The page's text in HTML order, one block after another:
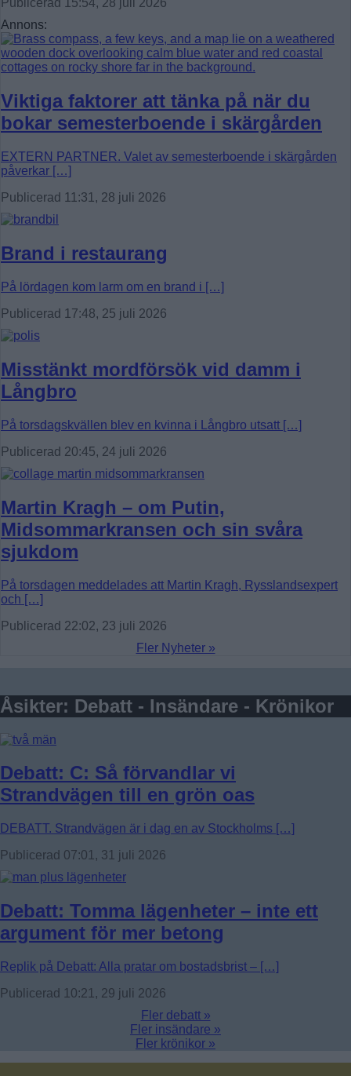
Publicerad 15:54, 28 juli 2026
Annons:
Viktiga faktorer att tänka på när du
bokar semesterboende i skärgården
EXTERN PARTNER. Valet av semesterboende i skärgården
påverkar […]
Publicerad 11:31, 28 juli 2026
Brand i restaurang
På lördagen kom larm om en brand i […]
Publicerad 17:48, 25 juli 2026
Misstänkt mordförsök vid damm i
Långbro
På torsdagskvällen blev en kvinna i Långbro utsatt […]
Publicerad 20:45, 24 juli 2026
Martin Kragh – om Putin,
Midsommarkransen och sin svåra
sjukdom
På torsdagen meddelades att Martin Kragh, Rysslandsexpert
och […]
Publicerad 22:02, 23 juli 2026
Fler Nyheter »
Åsikter: Debatt - Insändare - Krönikor
Debatt: C: Så förvandlar vi
Strandvägen till en grön oas
DEBATT. Strandvägen är i dag en av Stockholms […]
Publicerad 07:01, 31 juli 2026
Debatt: Tomma lägenheter – inte ett
argument för mer betong
Replik på Debatt: Alla pratar om bostadsbrist – […]
Publicerad 10:21, 29 juli 2026
Fler debatt »
Fler insändare »
Fler krönikor »